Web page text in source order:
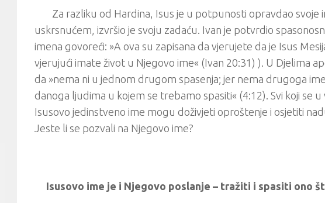
Za razliku od Hardina, Isus je u potpunosti opravdao svoje
uskrsnućem, izvršio je svoju zadaću. Ivan je potvrdio
imena govoreći: »A ova su zapisana da vjerujete da je Isus
vjerujući imate život u Njegovo ime« (Ivan 20:31) ). U Djelima
da »nema ni u jednom drugom spasenja; jer nema drugoga
danoga ljudima u kojem se trebamo spasiti« (4:12). Svi koji se
Isusovo jedinstveno ime mogu doživjeti oproštenje i osjetiti
Jeste li se pozvali na Njegovo ime?
Isusovo ime je i Njegovo poslanje – tražiti i spasiti ono